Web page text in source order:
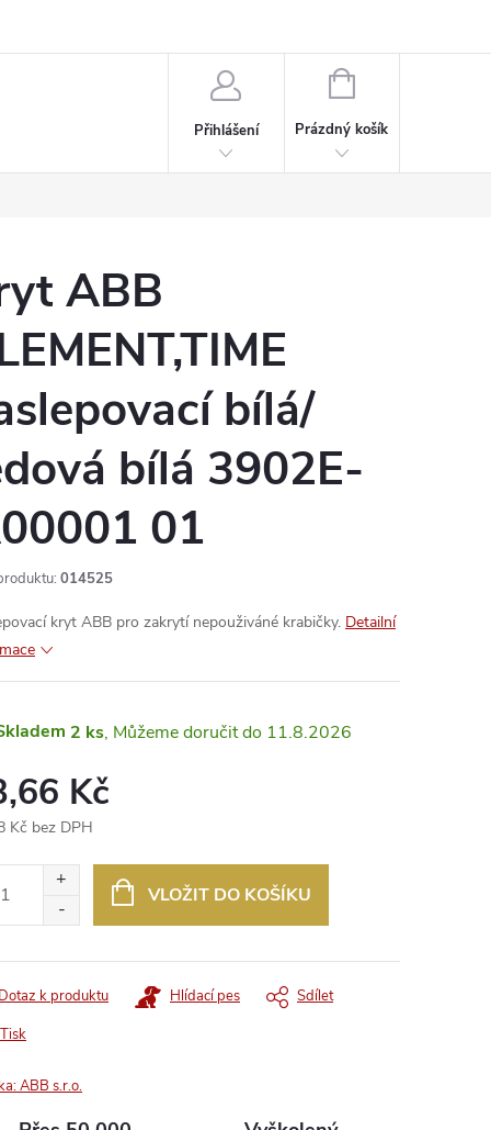
Přihlášení
NÁKUPNÍ
Prázdný košík
ABB
bílá/
bílá 3902E-
01
014525
kryt ABB pro zakrytí nepouživáné krabičky. Detailní
2 ks 11.8.2026
Kč
Kč bez DPH
VLOŽIT DO KOŠÍKU
Tisk
Dotaz k produktu Hlídací pes Sdílet
ABB s.r.o.